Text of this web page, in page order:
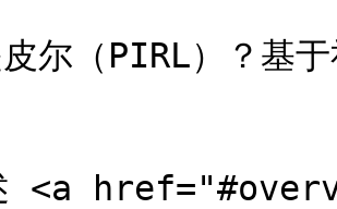
尔（PIRL）？基
<a